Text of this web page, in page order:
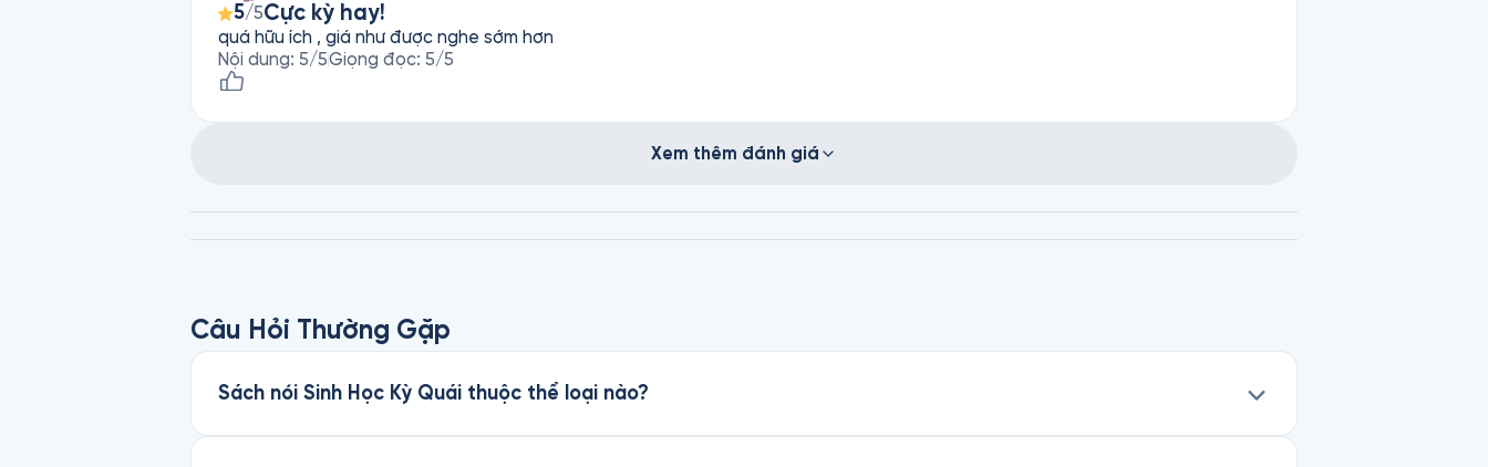
5/5Cực kỳ hay!
quá hữu ích , giá như được nghe sớm hơn
Nội dung: 5/5Giọng đọc: 5/5
Xem thêm đánh giá
Câu Hỏi Thường Gặp
Sách nói Sinh Học Kỳ Quái thuộc thể loại nào?